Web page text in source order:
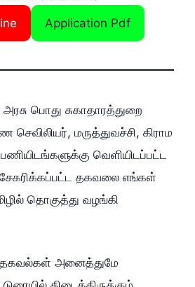
Application Pdf
அரசு பொது சுகாதாரத்துறை
மருத்துவச்சி, கிராம
பணியிடங்களுக்கு வெளியிடப்பட்ட
சேகரிக்கப்பட்ட தகவலை எங்கள்
தொகுத்து வழங்கி
தகவல்கள் அனைத்துமே